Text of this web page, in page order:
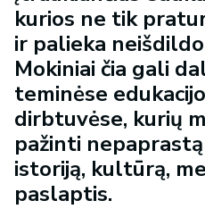
kurios ne tik
ir palieka
Mokiniai čia gali
teminėse
dirbtuvėse, kurių
pažinti
istoriją, kultūrą,
paslaptis.